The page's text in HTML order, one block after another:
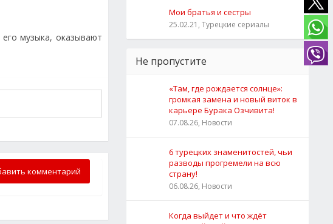
музыка, оказывают
комментарий
Мои братья и сестры
25.02.21, Турецкие сериалы
Не пропустите
«Там, где рождается солнце»:
громкая замена и новый виток в
карьере Бурака Озчивита!
07.08.26, Новости
6 турецких знаменитостей, чьи
разводы прогремели на всю
страну!
06.08.26, Новости
Когда выйдет и что ждёт